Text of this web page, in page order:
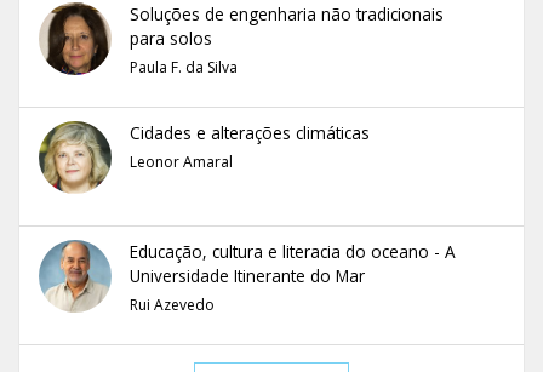
Soluções de engenharia não tradicionais
para solos
Paula F. da Silva
Cidades e alterações climáticas
Leonor Amaral
Educação, cultura e literacia do oceano - A
Universidade Itinerante do Mar
Rui Azevedo